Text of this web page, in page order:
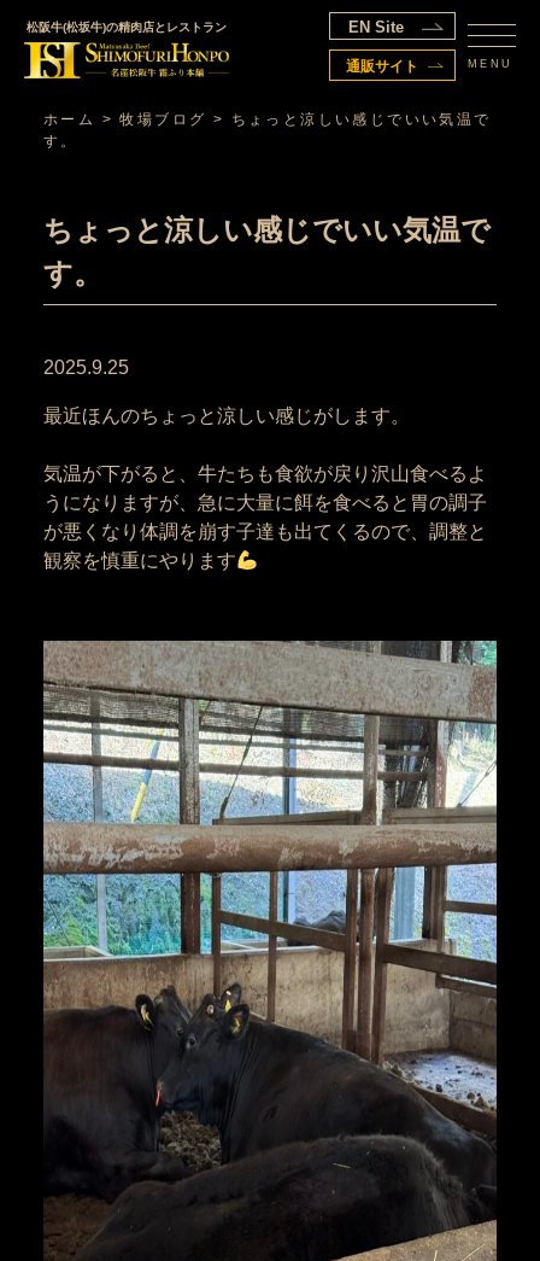
松阪牛(松坂牛)の精肉店とレストラン
通販サイト
EN Site
MENU
ホーム >牧場ブログ > ちょっと涼しい感じでいい気温で
す。
ちょっと涼しい感じでいい気温で
す。
2025.9.25
最近ほんのちょっと涼しい感じがします。
気温が下がると、牛たちも食欲が戻り沢山食べるよ
うになりますが、急に大量に餌を食べると胃の調子
が悪くなり体調を崩す子達も出てくるので、調整と
観察を慎重にやります